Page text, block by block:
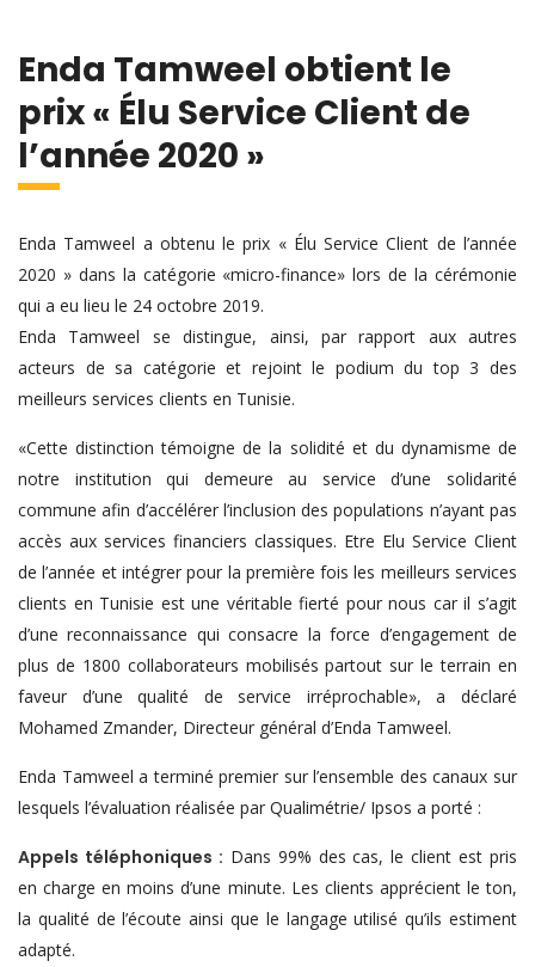
Enda Tamweel obtient le
prix « Élu Service Client de
l’année 2020 »
Enda Tamweel a obtenu le prix « Élu Service Client de l’année
2020 » dans la catégorie «micro-finance» lors de la cérémonie
qui a eu lieu le 24 octobre 2019.
Enda Tamweel se distingue, ainsi, par rapport aux autres
acteurs de sa catégorie et rejoint le podium du top 3 des
meilleurs services clients en Tunisie.
«Cette distinction témoigne de la solidité et du dynamisme de
notre institution qui demeure au service d’une solidarité
commune afin d’accélérer l’inclusion des populations n’ayant pas
accès aux services financiers classiques. Etre Elu Service Client
de l’année et intégrer pour la première fois les meilleurs services
clients en Tunisie est une véritable fierté pour nous car il s’agit
d’une reconnaissance qui consacre la force d’engagement de
plus de 1800 collaborateurs mobilisés partout sur le terrain en
faveur d’une qualité de service irréprochable», a déclaré
Mohamed Zmander, Directeur général d’Enda Tamweel.
Enda Tamweel a terminé premier sur l’ensemble des canaux sur
lesquels l’évaluation réalisée par Qualimétrie/ Ipsos a porté :
Appels téléphoniques : Dans 99% des cas, le client est pris
en charge en moins d’une minute. Les clients apprécient le ton,
la qualité de l’écoute ainsi que le langage utilisé qu’ils estiment
adapté.